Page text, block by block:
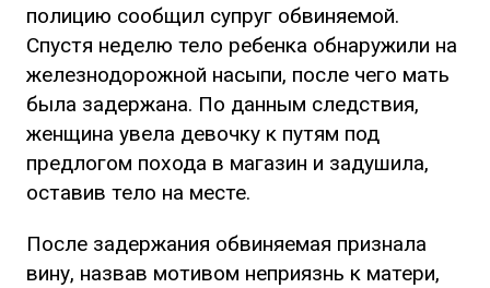
полицию сообщил супруг обвиняемой.
Спустя неделю тело ребенка обнаружили на
железнодорожной насыпи, после чего мать
была задержана. По данным следствия,
женщина увела девочку к путям под
предлогом похода в магазин и задушила,
оставив тело на месте.
После задержания обвиняемая признала
вину, назвав мотивом неприязнь к матери,